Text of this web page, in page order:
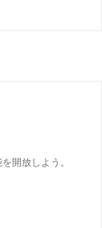
開放しよう。